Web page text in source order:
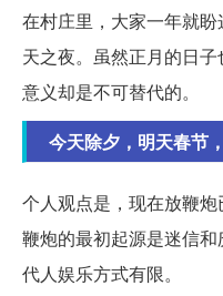
在村庄里，大家一年就
天之夜。虽然正月的日
意义却是不可替代的。
今天除夕，明天春节
个人观点是，现在放鞭
鞭炮的最初起源是迷信
代人娱乐方式有限。